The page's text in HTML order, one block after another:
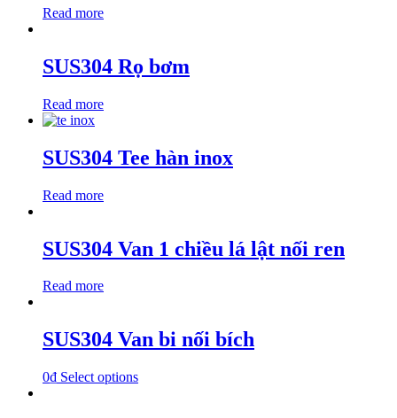
Read more
SUS304 Rọ bơm
Read more
SUS304 Tee hàn inox
Read more
SUS304 Van 1 chiều lá lật nối ren
Read more
SUS304 Van bi nối bích
0₫ Select options